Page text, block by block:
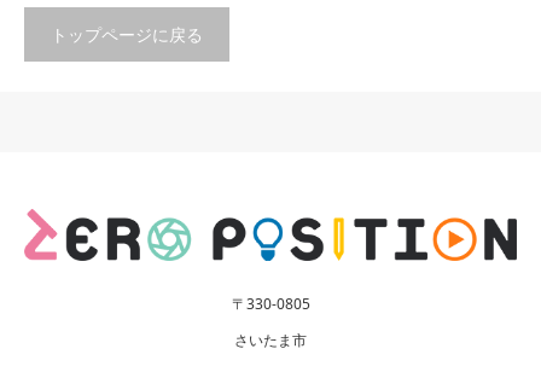
トップページに戻る
〒330-0805
さいたま市